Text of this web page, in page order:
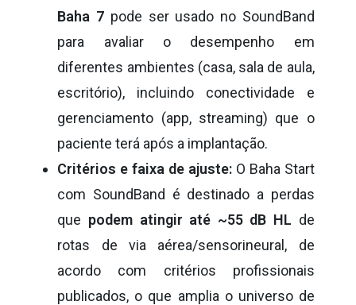
Baha 7 pode ser usado no SoundBand
para avaliar o desempenho em
diferentes ambientes (casa, sala de aula,
escritório), incluindo conectividade e
gerenciamento (app, streaming) que o
paciente terá após a implantação.
Critérios e faixa de ajuste:O Baha Start
com SoundBand é destinado a perdas
que podem atingir até ~55 dB HL de
rotas de via aérea/sensorineural, de
acordo com critérios profissionais
publicados, o que amplia o universo de